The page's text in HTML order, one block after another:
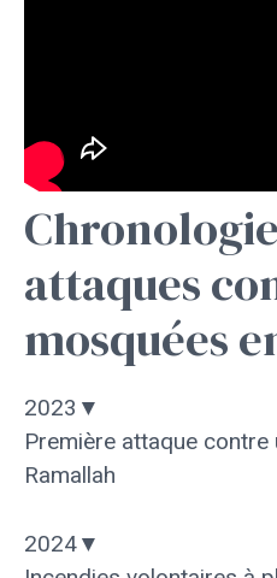
attaques
mosquées
2023 ▼
Première attaque
Ramallah
2024▼